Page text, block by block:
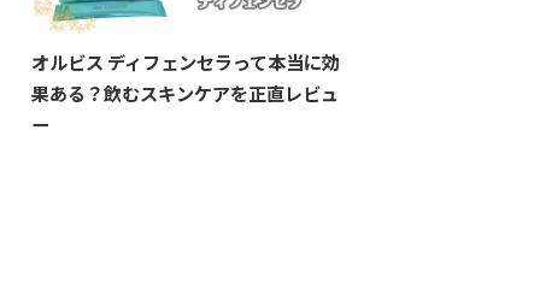
オルビス ディフェンセラって本当に効
果ある？飲むスキンケアを正直レビュ
ー